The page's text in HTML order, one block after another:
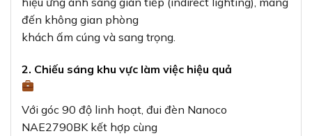
đến không gian phòng
khách ấm cúng và sang trọng.
2. Chiếu sáng khu vực làm việc hiệu quả
Với góc 90 độ linh hoạt, đui đèn Nanoco
NAE2790BK kết hợp cùng